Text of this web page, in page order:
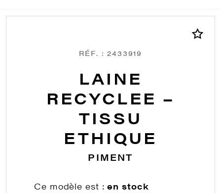
RÉF. : 2433919
LAINE
RECYCLEE –
TISSU
ETHIQUE
PIMENT
Ce modèle est :en stock